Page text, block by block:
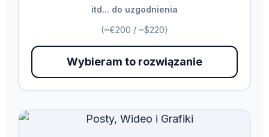
itd... do uzgodnienia
(~€200 / ~$220)
Wybieram to rozwiązanie